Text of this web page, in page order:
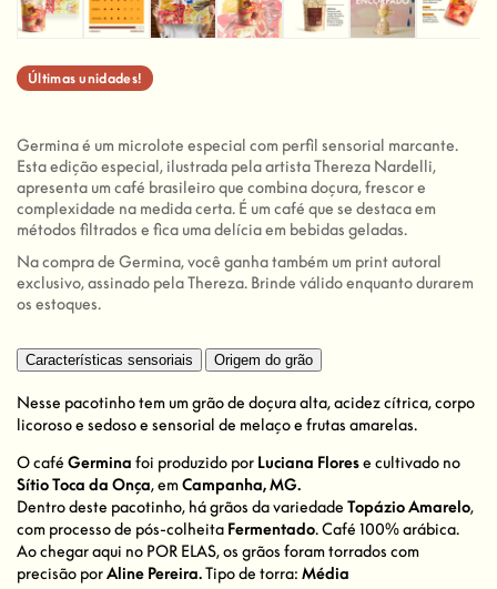
Últimas unidades!
Germina é um microlote especial com perfil sensorial marcante.
Esta edição especial, ilustrada pela artista Thereza Nardelli,
apresenta um café brasileiro que combina doçura, frescor e
complexidade na medida certa. É um café que se destaca em
métodos filtrados e fica uma delícia em bebidas geladas.
Na compra de Germina, você ganha também um print autoral
exclusivo, assinado pela Thereza. Brinde válido enquanto durarem
os estoques.
Características sensoriais Origem do grão
Nesse pacotinho tem um grão de doçura alta, acidez cítrica, corpo
licoroso e sedoso e sensorial de melaço e frutas amarelas.
O café Germina foi produzido por Luciana Florese cultivado no
Sítio Toca da Onça, emCampanha, MG.
Dentro deste pacotinho, há grãos da variedade Topázio Amarelo,
com processo de pós-colheita Fermentado. Café 100% arábica.
Ao chegar aqui no POR ELAS, os grãos foram torrados com
precisão porAline Pereira.Tipo de torra: Média